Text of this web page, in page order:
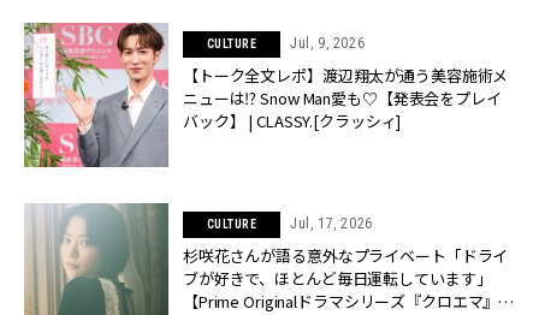
CULTURE Jul, 9, 2026
【トーク全文レポ】渡辺翔太が通う美容施術メ
ニューは⁉︎ Snow Man愛も♡【発表会をプレイ
バック】 | CLASSY.[クラッシィ]
CULTURE Jul, 17, 2026
杉咲花さんが語る意外なプライベート「ドライ
ブが好きで、ほとんど毎日運転しています」
【Prime Originalドラマシリーズ『クロエマ』主